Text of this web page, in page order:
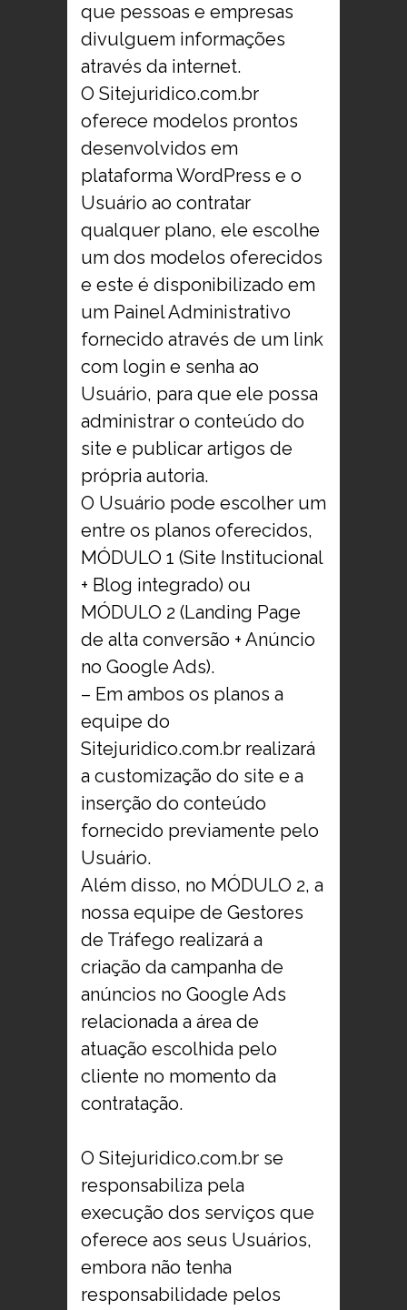
que pessoas e empresas
divulguem informações
através da internet.
O Sitejuridico.com.br
oferece modelos prontos
desenvolvidos em
plataforma WordPress e o
Usuário ao contratar
qualquer plano, ele escolhe
um dos modelos oferecidos
e este é disponibilizado em
um Painel Administrativo
fornecido através de um link
com login e senha ao
Usuário, para que ele possa
administrar o conteúdo do
site e publicar artigos de
própria autoria.
O Usuário pode escolher um
entre os planos oferecidos,
MÓDULO 1 (Site Institucional
+ Blog integrado) ou
MÓDULO 2 (Landing Page
de alta conversão + Anúncio
no Google Ads).
– Em ambos os planos a
equipe do
Sitejuridico.com.br realizará
a customização do site e a
inserção do conteúdo
fornecido previamente pelo
Usuário.
Além disso, no MÓDULO 2, a
nossa equipe de Gestores
de Tráfego realizará a
criação da campanha de
anúncios no Google Ads
relacionada a área de
atuação escolhida pelo
cliente no momento da
contratação.
O Sitejuridico.com.br se
responsabiliza pela
execução dos serviços que
oferece aos seus Usuários,
embora não tenha
responsabilidade pelos